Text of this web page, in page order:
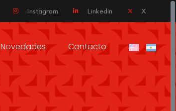
Instagram Linkedin X
Novedades Contacto